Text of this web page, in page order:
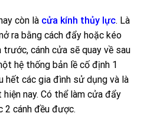
còn là cửa kính thủy lực. Là
ra bằng cách đẩy hoặc kéo
cánh cửa sẽ quay về sau
hệ thống bản lề cố định 1
hết các gia đình sử dụng và là
nay. Có thể làm cửa đẩy
2 cánh đều được.